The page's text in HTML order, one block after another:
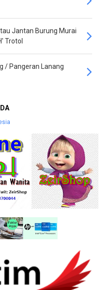
Jantan Burung Murai
Trotol
/ Pangeran Lanang